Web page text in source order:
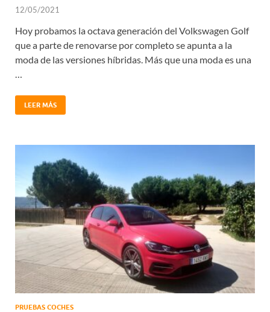
12/05/2021
Hoy probamos la octava generación del Volkswagen Golf
que a parte de renovarse por completo se apunta a la
moda de las versiones híbridas. Más que una moda es una
…
LEER MÁS
PRUEBAS COCHES